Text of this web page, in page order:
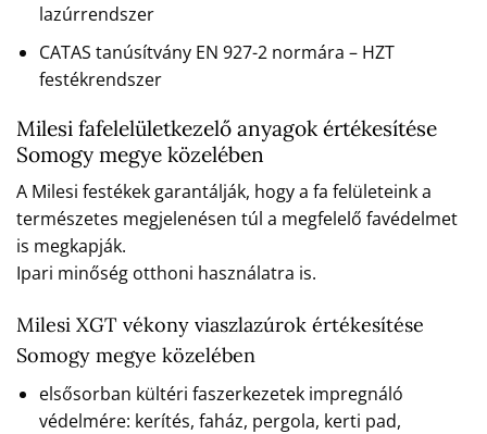
lazúrrendszer
CATAS tanúsítvány EN 927-2 normára – HZT
festékrendszer
Milesi fafelelületkezelő anyagok értékesítése
Somogy megye közelében
A Milesi festékek garantálják, hogy a fa felületeink a
természetes megjelenésen túl a megfelelő favédelmet
is megkapják.
Ipari minőség otthoni használatra is.
Milesi XGT vékony viaszlazúrok értékesítése
Somogy megye közelében
elsősorban kültéri faszerkezetek impregnáló
védelmére: kerítés, faház, pergola, kerti pad,